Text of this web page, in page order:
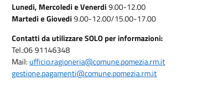
Lunedi, Mercoledi e Venerdi9.00-12.00
Martedi e Giovedi9.00-12.00/15.00-17.00
Contatti da utilizzare SOLO per informazioni:
Tel.:06 91146348
Mail: ufficio.ragioneria@comune.pomezia.rm.it
gestione.pagamenti@comune.pomezia.rm.it